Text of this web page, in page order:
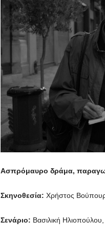
Ασπρόμαυρο δράμα,
Σκηνοθεσία: Χρήστος
Σενάριο: Βασιλική